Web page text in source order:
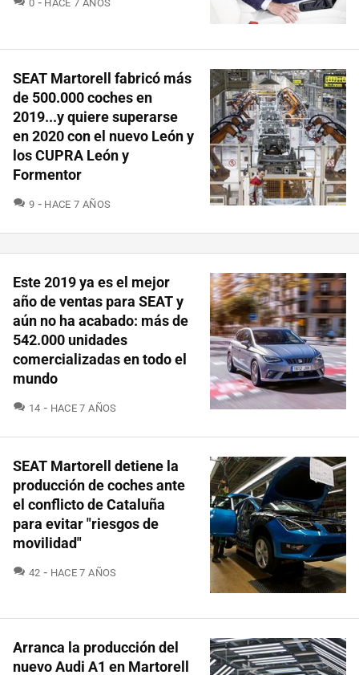
0 HACE 7 AÑOS
SEAT Martorell fabricó más
de 500.000 coches en
2019...y quiere superarse
en 2020 con el nuevo León y
los CUPRA León y
Formentor
9 COMENTARIOS
HACE 7 AÑOS
Este 2019 ya es el mejor
año de ventas para SEAT y
aún no ha acabado: más de
542.000 unidades
comercializadas en todo el
mundo
14 COMENTARIOS
HACE 7 AÑOS
SEAT Martorell detiene la
producción de coches ante
el conflicto de Cataluña
para evitar "riesgos de
movilidad"
42 COMENTARIOS
HACE 7 AÑOS
Arranca la producción del
nuevo Audi A1 en Martorell